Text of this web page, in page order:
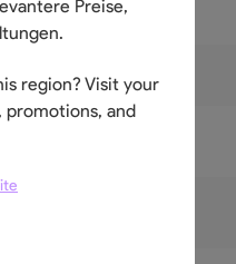
Preise,
region? Visit your
and